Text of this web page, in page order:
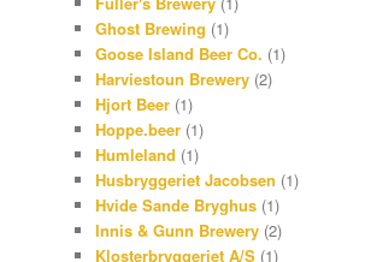
Ghost Brewing (1)
Goose Island Beer Co. (1)
Harviestoun Brewery (2)
Hjort Beer (1)
Hoppe.beer (1)
Humleland (1)
Husbryggeriet Jacobsen (1)
Hvide Sande Bryghus (1)
Innis & Gunn Brewery (2)
Klosterbryggeriet A/S (1)